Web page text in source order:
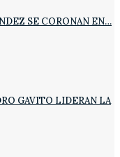
SE CORONAN EN…
GAVITO LIDERAN LA